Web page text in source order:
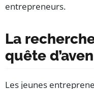
entrepreneurs.
La
quête
Les jeunes